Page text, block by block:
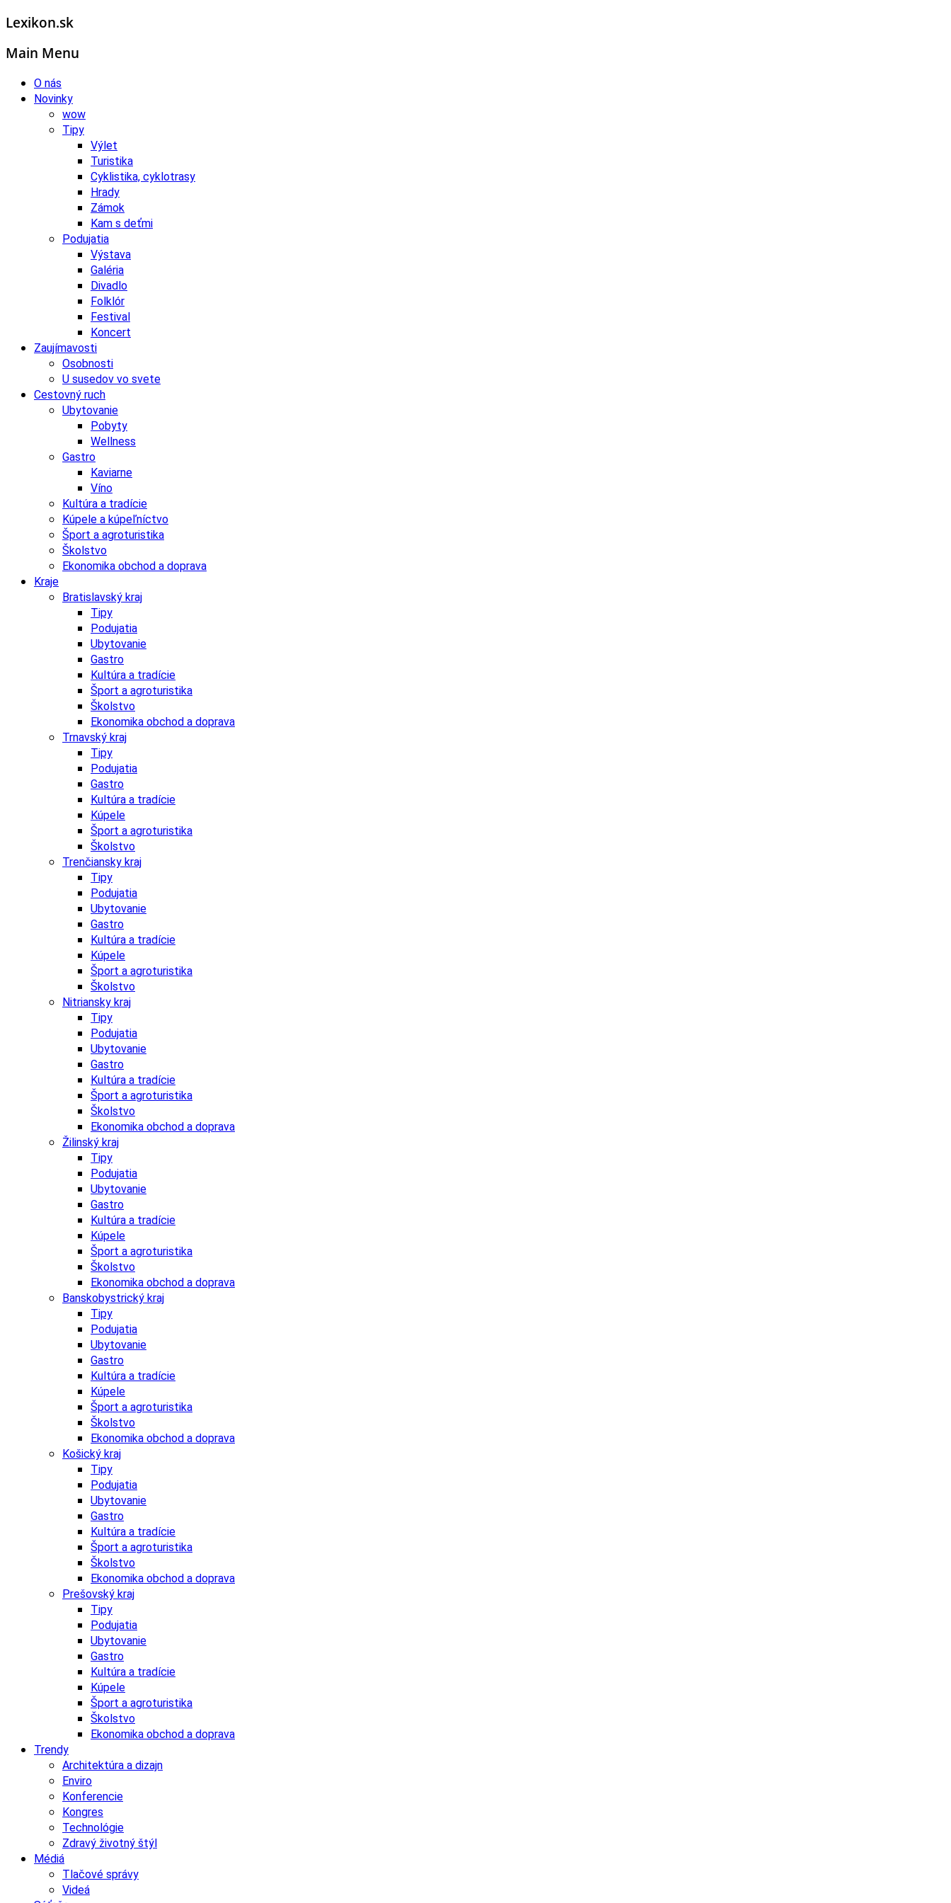
Lexikon.sk
Main Menu
O nás
Novinky
wow
Tipy
Výlet
Turistika
Cyklistika, cyklotrasy
Hrady
Zámok
Kam s deťmi
Podujatia
Výstava
Galéria
Divadlo
Folklór
Festival
Koncert
Zaujímavosti
Osobnosti
U susedov vo svete
Cestovný ruch
Ubytovanie
Pobyty
Wellness
Gastro
Kaviarne
Víno
Kultúra a tradície
Kúpele a kúpeľníctvo
Šport a agroturistika
Školstvo
Ekonomika obchod a doprava
Kraje
Bratislavský kraj
Tipy
Podujatia
Ubytovanie
Gastro
Kultúra a tradície
Šport a agroturistika
Školstvo
Ekonomika obchod a doprava
Trnavský kraj
Tipy
Podujatia
Gastro
Kultúra a tradície
Kúpele
Šport a agroturistika
Školstvo
Trenčiansky kraj
Tipy
Podujatia
Ubytovanie
Gastro
Kultúra a tradície
Kúpele
Šport a agroturistika
Školstvo
Nitriansky kraj
Tipy
Podujatia
Ubytovanie
Gastro
Kultúra a tradície
Šport a agroturistika
Školstvo
Ekonomika obchod a doprava
Žilinský kraj
Tipy
Podujatia
Ubytovanie
Gastro
Kultúra a tradície
Kúpele
Šport a agroturistika
Školstvo
Ekonomika obchod a doprava
Banskobystrický kraj
Tipy
Podujatia
Ubytovanie
Gastro
Kultúra a tradície
Kúpele
Šport a agroturistika
Školstvo
Ekonomika obchod a doprava
Košický kraj
Tipy
Podujatia
Ubytovanie
Gastro
Kultúra a tradície
Šport a agroturistika
Školstvo
Ekonomika obchod a doprava
Prešovský kraj
Tipy
Podujatia
Ubytovanie
Gastro
Kultúra a tradície
Kúpele
Šport a agroturistika
Školstvo
Ekonomika obchod a doprava
Trendy
Architektúra a dizajn
Enviro
Konferencie
Kongres
Technológie
Zdravý životný štýl
Médiá
Tlačové správy
Videá